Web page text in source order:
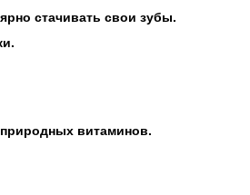
стачивать свои зубы.
витаминов.